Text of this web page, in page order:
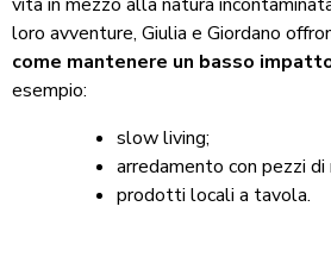
loro avventure, Giulia e Giordano
come mantenere un basso
esempio:
slow living;
arredamento con pezzi di
prodotti locali a tavola.